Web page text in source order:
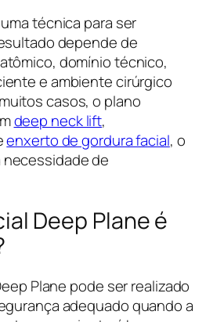
técnica para ser
depende de
domínio técnico,
e ambiente cirúrgico
casos, o plano
deep neck lift,
enxerto de gordura facial, o
de
Deep Plane é
Plane pode ser realizado
adequado quando a